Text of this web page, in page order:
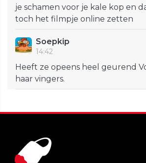
je schamen voor je kale kop en
toch het filmpje online zetten
Soepkip
14:42
Heeft ze opeens heel geurend
haar vingers.